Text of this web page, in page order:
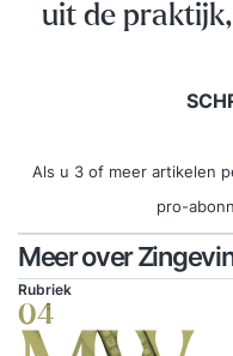
uit de
Als u 3 of meer artikelen
pro-
Meer over
Rubriek
04